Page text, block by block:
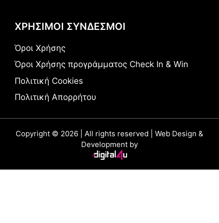
ΧΡΗΣΙΜΟΙ ΣΥΝΔΕΣΜΟΙ
Όροι Χρήσης
Όροι Χρήσης προγράμματος Check In & Win
Πολιτική Cookies
Πολιτική Απορρήτου
Copyright © 2026 | All rights reserved | Web Design &
Development by